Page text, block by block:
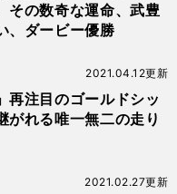
その数奇な運命、武豊
、ダービー優勝
再注目のゴールドシッ
がれる唯一無二の走り
2021.04.12更新
2021.02.27更新